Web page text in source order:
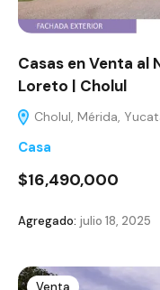
Casas en Venta al
Loreto | Cholul
Cholul, Mérida,
Casa
$16,490,000
Agregado: julio 18, 2025
Venta